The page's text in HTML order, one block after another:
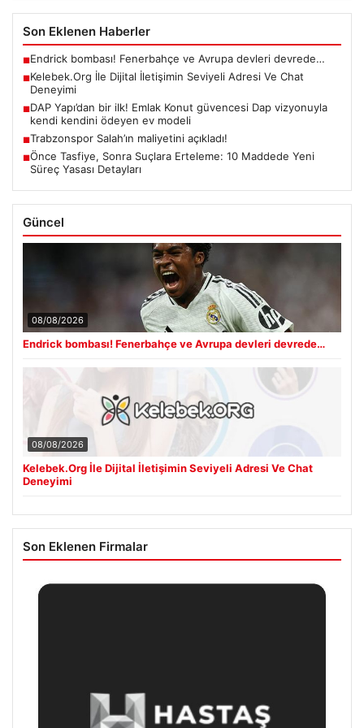
Son Eklenen Haberler
■Endrick bombası! Fenerbahçe ve Avrupa devleri devrede…
■Kelebek.Org İle Dijital İletişimin Seviyeli Adresi Ve Chat
Deneyimi
■DAP Yapı’dan bir ilk! Emlak Konut güvencesi Dap vizyonuyla
kendi kendini ödeyen ev modeli
■Trabzonspor Salah’ın maliyetini açıkladı!
■Önce Tasfiye, Sonra Suçlara Erteleme: 10 Maddede Yeni
Süreç Yasası Detayları
Güncel
08/08/2026
Endrick bombası! Fenerbahçe ve Avrupa devleri devrede…
08/08/2026
Kelebek.Org İle Dijital İletişimin Seviyeli Adresi Ve Chat
Deneyimi
Son Eklenen Firmalar